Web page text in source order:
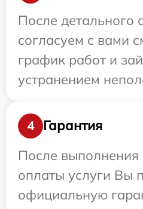
После детального
согласуем с вами
график работ и
устранением
4
Гарантия
После выполнения
оплаты услуги Вы
официальную